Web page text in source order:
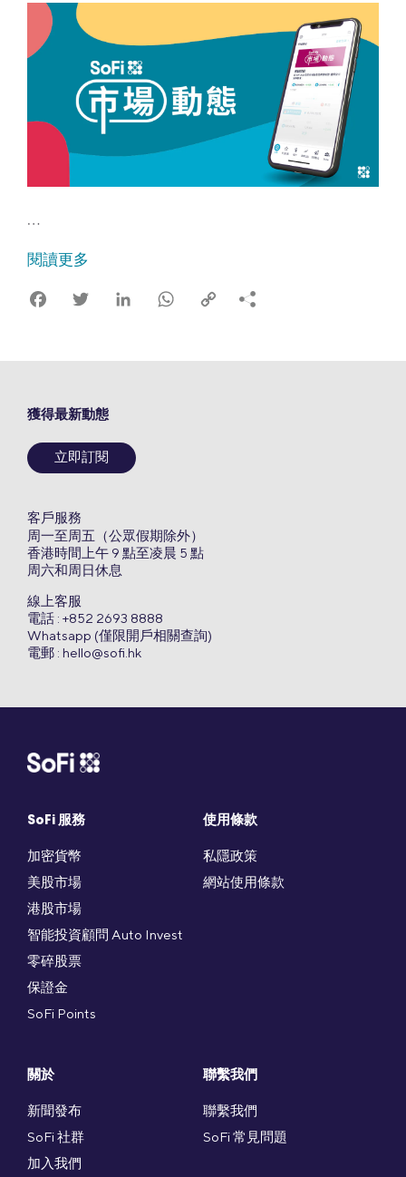
…
閱讀更多
FacebookTwitter LinkedIn WhatsApp
Copy
SoFi 服務
加密貨幣
美股市場
港股市場
智能投資顧問 Auto Invest
零碎股票
保證金
SoFi Points
使用條款
私隱政策
網站使用條款
關於
新聞發布
SoFi 社群
加入我們
聯繫我們
聯繫我們
SoFi 常見問題
獲得最新動態
立即訂閱
客戶服務
周一至周五（公眾假期除外）
香港時間上午 9 點至凌晨 5 點
周六和周日休息
線上客服
電話 : +852 2693 8888
Whatsapp (僅限開戶相關查詢)
電郵 : hello@sofi.hk